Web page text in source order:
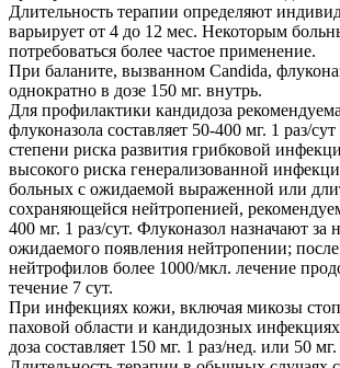
Длительность терапии определяют
варьирует от 4 до 12 мес. Некоторым
потребоваться более частое применение.
При баланите, вызванном Candida,
однократно в дозе 150 мг. внутрь.
Для профилактики кандидоза
флуконазола составляет 50-400 мг. 1 раз/
степени риска развития грибковой
высокого риска генерализованной
больных с ожидаемой выраженной или
сохраняющейся нейтропенией,
400 мг. 1 раз/сут. Флуконазол назначают за
ожидаемого появления нейтропении;
нейтрофилов более 1000/мкл. лечение
течение 7 сут.
При инфекциях кожи, включая микозы
паховой области и кандидозных
доза составляет 150 мг. 1 раз/нед. или 50 мг.